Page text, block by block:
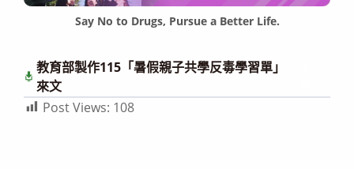
Say No to Drugs, Pursue a Better Life.
教育部製作115「暑假親子共學反毒學習單」
來文
Post Views: 108